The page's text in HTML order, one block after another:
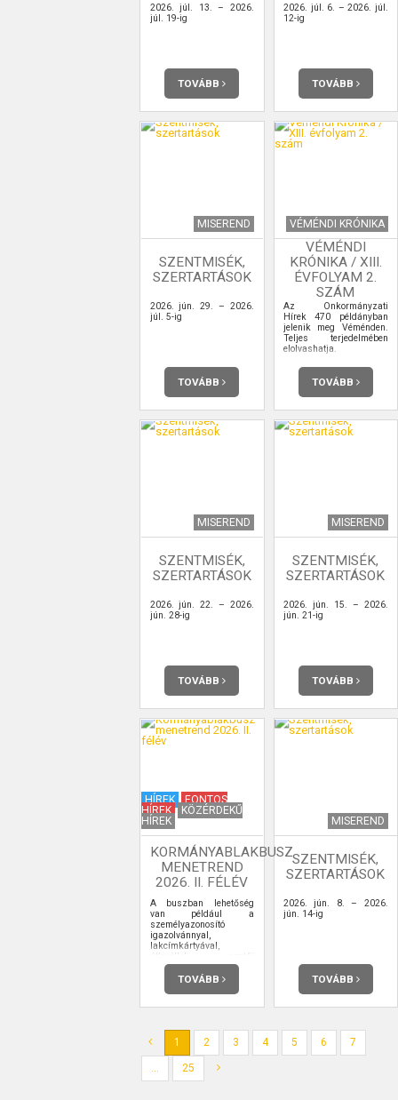
2026. júl. 13. – 2026.
júl. 19-ig
TOVÁBB
2026. júl. 6. – 2026. júl.
12-ig
TOVÁBB
MISEREND
SZENTMISÉK,
SZERTARTÁSOK
2026. jún. 29. – 2026.
júl. 5-ig
TOVÁBB
VÉMÉNDI KRÓNIKA
VÉMÉNDI
KRÓNIKA / XIII.
ÉVFOLYAM 2.
SZÁM
Az Önkormányzati
Hírek 470 példányban
jelenik meg Véménden.
Teljes terjedelmében
elolvashatja.
TOVÁBB
MISEREND
SZENTMISÉK,
SZERTARTÁSOK
2026. jún. 22. – 2026.
jún. 28-ig
TOVÁBB
MISEREND
SZENTMISÉK,
SZERTARTÁSOK
2026. jún. 15. – 2026.
jún. 21-ig
TOVÁBB
HÍREK
FONTOS
HÍREK
KÖZÉRDEKŰ
HÍREK
KORMÁNYABLAKBUSZ
MENETREND
2026. II. FÉLÉV
A buszban lehetőség
van például a
személyazonosító
igazolvánnyal,
lakcímkártyával,
útlevéllel, vezetői
engedéllyel kapcsolatos
ügyintézésre,
TOVÁBB
MISEREND
SZENTMISÉK,
SZERTARTÁSOK
2026. jún. 8. – 2026.
jún. 14-ig
TOVÁBB
1 2 3 4 5 6 7
... 25